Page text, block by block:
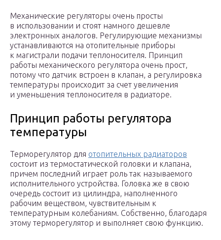
Механические регуляторы очень просты
в использовании и стоят намного дешевле
электронных аналогов. Регулирующие механизмы
устанавливаются на отопительные приборы
к магистрали подачи теплоносителя. Принцип
работы механического регулятора очень прост,
потому что датчик встроен в клапан, а регулировка
температуры происходит за счет увеличения
и уменьшения теплоносителя в радиаторе.
Принцип работы регулятора
температуры
Терморегулятор для отопительных радиаторов
состоит из термостатической головки и клапана,
причем последний играет роль так называемого
исполнительного устройства. Головка же в свою
очередь состоит из цилиндра, наполненного
рабочим веществом, чувствительным к
температурным колебаниям. Собственно, благодаря
этому терморегулятор и выполняет свою функцию.